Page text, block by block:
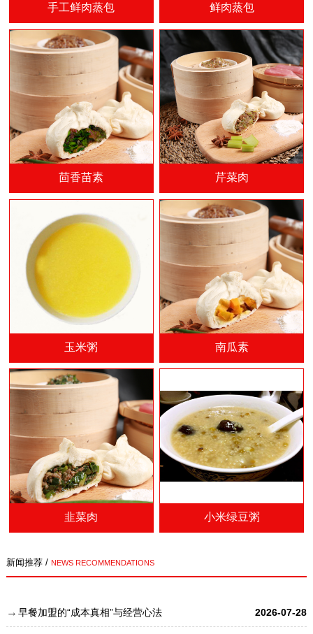
手工鲜肉蒸包 鲜肉蒸包
茴香苗素 芹菜肉
玉米粥 南瓜素
韭菜肉 小米绿豆粥
新闻推荐 / NEWS RECOMMENDATIONS
早餐加盟的“成本真相”与经营心法 2026-07-28